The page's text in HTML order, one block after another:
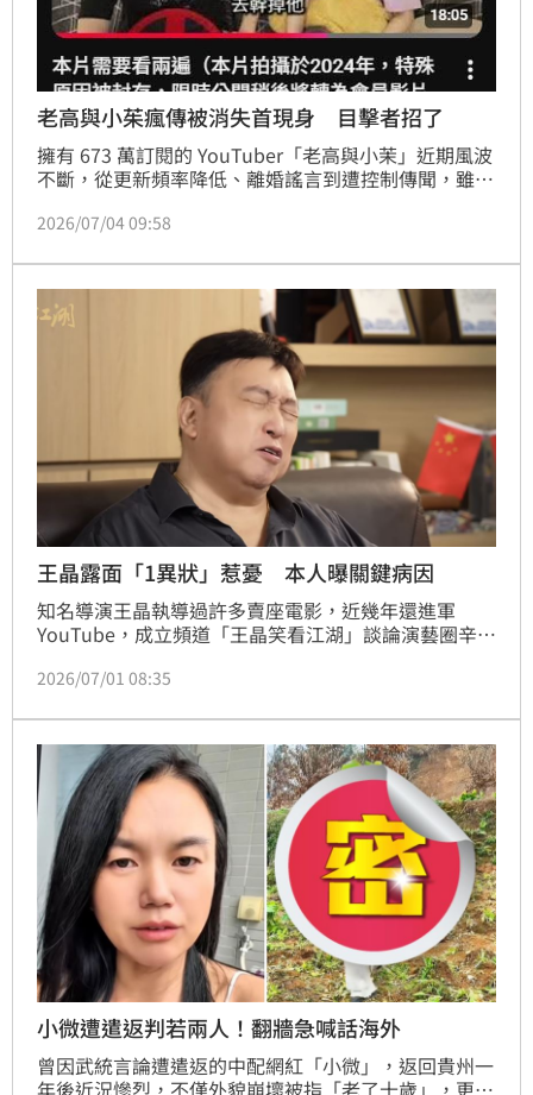
老高與小茱瘋傳被消失首現身 目擊者招了
擁有 673 萬訂閱的 YouTuber「老高與小茉」近期風波
不斷，從更新頻率降低、離婚謠言到遭控制傳聞，雖皆
的舊片，因剪接不自然且封面寫著「去幹掉他」，詭異
講師兼YouTuber「J Law」在社群平台上發文，開心
表示自己在迪士尼郵輪的貴賓室裡，竟然驚喜偶遇了老
高與小茉本尊。蔡維歆
2026/07/04 09:58
王晶露面「1異狀」惹憂 本人曝關鍵病因
知名導演王晶執導過許多賣座電影，近幾年還進軍
YouTube，成立頻道「王晶笑看江湖」談論演藝圈辛辣
彈，王晶本人也鬆口關鍵主因。蔡佩伶報導
2026/07/01 08:35
小微遭遣返判若兩人！翻牆急喊話海外
曾因武統言論遭遣返的中配網紅「小微」，返回貴州一